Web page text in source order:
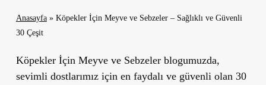
Anasayfa» Köpekler İçin Meyve ve Sebzeler – Sağlıklı ve Güvenli
30 Çeşit
Köpekler İçin Meyve ve Sebzeler blogumuzda,
sevimli dostlarımız için en faydalı ve güvenli olan 30